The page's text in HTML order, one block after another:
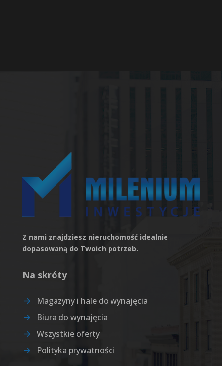
Z nami znajdziesz nieruchomość idealnie
dopasowaną do Twoich potrzeb.
Na skróty
Magazyny i hale do wynajęcia
Biura do wynajęcia
Wszystkie oferty
Polityka prywatności